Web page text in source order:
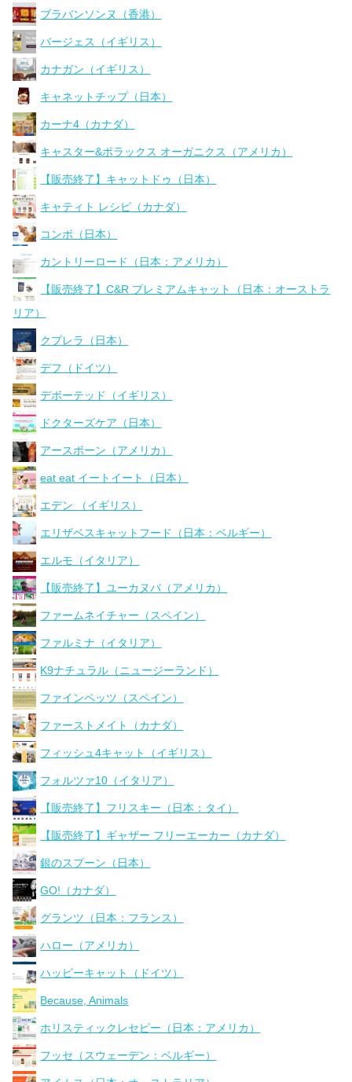
ブラバンソンヌ（香港）
バージェス（イギリス）
カナガン（イギリス）
キャネットチップ（日本）
カーナ4（カナダ）
キャスター&ポラックス オーガニクス（アメリカ）
【販売終了】キャットドゥ（日本）
キャティト レシピ（カナダ）
コンボ（日本）
カントリーロード（日本：アメリカ）
【販売終了】C&R プレミアムキャット（日本：オーストラ
リア）
クプレラ（日本）
デフ（ドイツ）
デボーテッド（イギリス）
ドクターズケア（日本）
アースボーン（アメリカ）
eat eat イートイート（日本）
エデン （イギリス）
エリザベスキャットフード（日本：ベルギー）
エルモ（イタリア）
【販売終了】ユーカヌバ（アメリカ）
ファームネイチャー（スペイン）
ファルミナ（イタリア）
K9ナチュラル（ニュージーランド）
ファインペッツ（スペイン）
ファーストメイト（カナダ）
フィッシュ4キャット（イギリス）
フォルツァ10（イタリア）
【販売終了】フリスキー（日本：タイ）
【販売終了】ギャザー フリーエーカー（カナダ）
銀のスプーン（日本）
GO!（カナダ）
グランツ（日本：フランス）
ハロー（アメリカ）
ハッピーキャット（ドイツ）
Because, Animals
ホリスティックレセピー（日本：アメリカ）
フッセ（スウェーデン：ベルギー）